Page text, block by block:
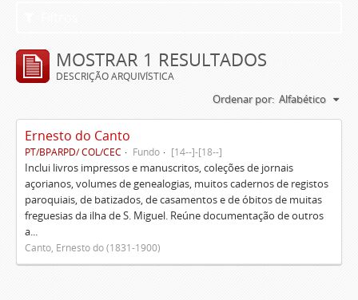
MOSTRAR 1 RESULTADOS
DESCRIÇÃO ARQUIVÍSTICA
Ordenar por: Alfabético
Ernesto do Canto
PT/BPARPD/ COL/CEC Fundo [14--]-[18--]
Inclui livros impressos e manuscritos, coleções de jornais
açorianos, volumes de genealogias, muitos cadernos de registos
paroquiais, de batizados, de casamentos e de óbitos de muitas
freguesias da ilha de S. Miguel. Reúne documentação de outros
a...
Canto, Ernesto do (1831-1900)